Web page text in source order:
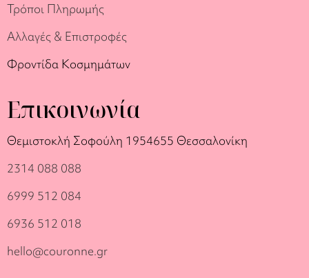
Τρόποι Πληρωμής
Αλλαγές & Επιστροφές
Φροντίδα Κοσμημάτων
Επικοινωνία
Θεμιστοκλή Σοφούλη 1954655 Θεσσαλονίκη
2314 088 088
6999 512 084
6936 512 018
hello@couronne.gr